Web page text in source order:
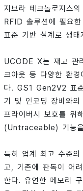
지브라 테크놀로지스
RFID 솔루션에 필요
표준 기반 설계로 생태
UCODE X는 재고 관
크아웃 등 다양한 환경
다. GS1 Gen2V2 표
기 및 인코딩 장비와
프라이버시 보호를 위
(Untraceable) 기능
특히 업계 최고 수준의
고, 기존에 판독이 어
한다. 유연한 메모리